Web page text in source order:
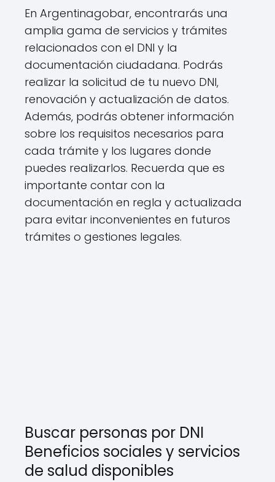
En Argentinagobar, encontrarás una
amplia gama de servicios y trámites
relacionados con el DNI y la
documentación ciudadana. Podrás
realizar la solicitud de tu nuevo DNI,
renovación y actualización de datos.
Además, podrás obtener información
sobre los requisitos necesarios para
cada trámite y los lugares donde
puedes realizarlos. Recuerda que es
importante contar con la
documentación en regla y actualizada
para evitar inconvenientes en futuros
trámites o gestiones legales.
Buscar personas por DNI
Beneficios sociales y servicios
de salud disponibles